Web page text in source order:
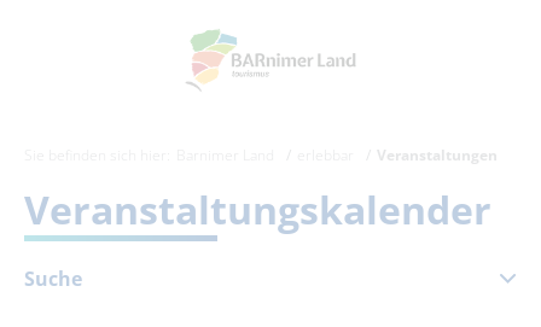
Veranstaltungen
Veranstaltungskalender
Suche